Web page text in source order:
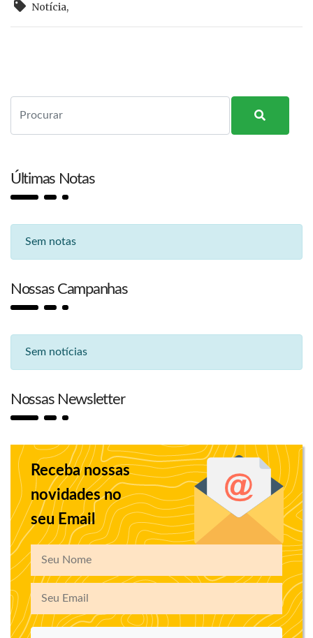
Notícia,
Últimas Notas
Sem notas
Nossas Campanhas
Sem notícias
Nossas Newsletter
Receba nossas
novidades no
seu Email